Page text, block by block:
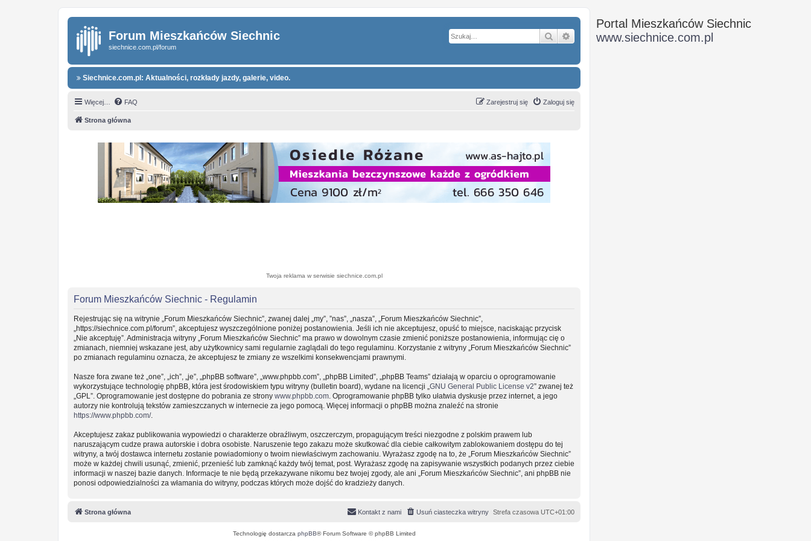
Forum Mieszkańców Siechnic
siechnice.com.pl/forum
Szukaj Wyszukiwanie zaawansowane
Siechnice.com.pl: Aktualności, rozkłady jazdy, galerie, video.
Więcej… FAQ Zaloguj się
Zarejestruj się
Strona główna
Twoja reklama w serwisie siechnice.com.pl
Forum Mieszkańców Siechnic - Regulamin
Rejestrując się na witrynie „Forum Mieszkańców Siechnic”, zwanej dalej „my”, ”nas”, „nasza”, „Forum Mieszkańców Siechnic”,
„https://siechnice.com.pl/forum”, akceptujesz wyszczególnione poniżej postanowienia. Jeśli ich nie akceptujesz, opuść to miejsce, naciskając przycisk
„Nie akceptuję”. Administracja witryny „Forum Mieszkańców Siechnic” ma prawo w dowolnym czasie zmienić poniższe postanowienia, informując cię o
zmianach, niemniej wskazane jest, aby użytkownicy sami regularnie zaglądali do tego regulaminu. Korzystanie z witryny „Forum Mieszkańców Siechnic”
po zmianach regulaminu oznacza, że akceptujesz te zmiany ze wszelkimi konsekwencjami prawnymi.
Nasze fora zwane też „one”, „ich”, „je”, „phpBB software”, „www.phpbb.com”, „phpBB Limited”, „phpBB Teams” działają w oparciu o oprogramowanie
wykorzystujące technologię phpBB, która jest środowiskiem typu witryny (bulletin board), wydane na licencji „ GNU General Public License v2” zwanej też
„GPL”. Oprogramowanie jest dostępne do pobrania ze strony www.phpbb.com . Oprogramowanie phpBB tylko ułatwia dyskusje przez internet, a jego
autorzy nie kontrolują tekstów zamieszczanych w internecie za jego pomocą. Więcej informacji o phpBB można znaleźć na stronie
https://www.phpbb.com/.
Akceptujesz zakaz publikowania wypowiedzi o charakterze obraźliwym, oszczerczym, propagującym treści niezgodne z polskim prawem lub
naruszającym cudze prawa autorskie i dobra osobiste. Naruszenie tego zakazu może skutkować dla ciebie całkowitym zablokowaniem dostępu do tej
witryny, a twój dostawca internetu zostanie powiadomiony o twoim niewłaściwym zachowaniu. Wyrażasz zgodę na to, że „Forum Mieszkańców Siechnic”
może w każdej chwili usunąć, zmienić, przenieść lub zamknąć każdy twój temat, post. Wyrażasz zgodę na zapisywanie wszystkich podanych przez ciebie
informacji w naszej bazie danych. Informacje te nie będą przekazywane nikomu bez twojej zgody, ale ani „Forum Mieszkańców Siechnic”, ani phpBB nie
ponosi odpowiedzialności za włamania do witryny, podczas których może dojść do kradzieży danych.
Strona główna Strefa czasowa UTC+01:00
Usuń ciasteczka witryny
Kontakt z nami
Technologię dostarcza phpBB® Forum Software © phpBB Limited
Portal Mieszkańców Siechnic
www.siechnice.com.pl